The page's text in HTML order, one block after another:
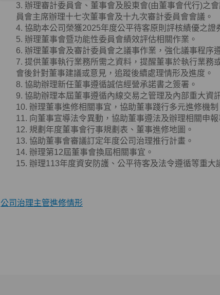
3. 辦理審計委員會、董事會及股東會(由董事會代行)之
員會主席辦理十七次董事會及十九次審計委員會會議。
4. 協助本公司榮獲2025年度公平待客原則評核績優之證
5. 辦理董事會暨功能性委員會績效評估相關作業。
6. 辦理董事會及審計委員會之議事作業，強化議事程序
7. 提供董事執行業務所需之資料，提醒董事於執行業務
會後針對董事建議或意見，追蹤後續處理情形及進度。
8. 協助辦理新任董事遵循誠信經營承諾書之簽署。
9. 協助辦理本屆董事遵循內線交易之管理及內部重大資
10. 辦理董事進修相關事宜，協助董事踐行多元進修機制
11. 向董事宣導法令異動，協助董事遵法及辦理相關申報
12. 規劃年度董事會行事規劃表、董事進修地圖。
13. 協助董事會審議訂定年度公司治理推行計畫。
14. 辦理第12屆董事會換屆相關事宜。
15. 辦理113年度資安防護、公平待客及法令遵循等重大
公司治理主管進修情形